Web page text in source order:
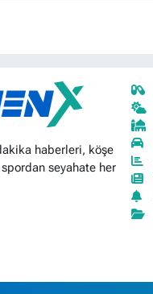
haberleri, köşe
seyahate her